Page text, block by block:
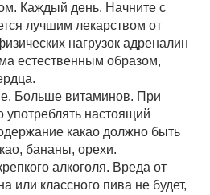
Каждый день. Начните с
лучшим лекарством от
нагрузок адреналин
естественным образом,
Больше витаминов. При
употреблять настоящий
какао должно быть
бананы, орехи.
алкоголя. Вреда от
или классного пива не будет,